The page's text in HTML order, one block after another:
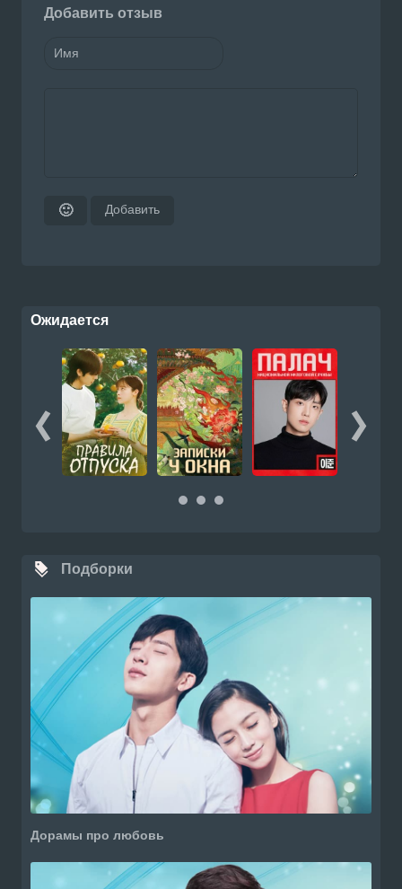
Добавить отзыв
🙂 Добавить
Ожидается
Подборки
Дорамы про любовь